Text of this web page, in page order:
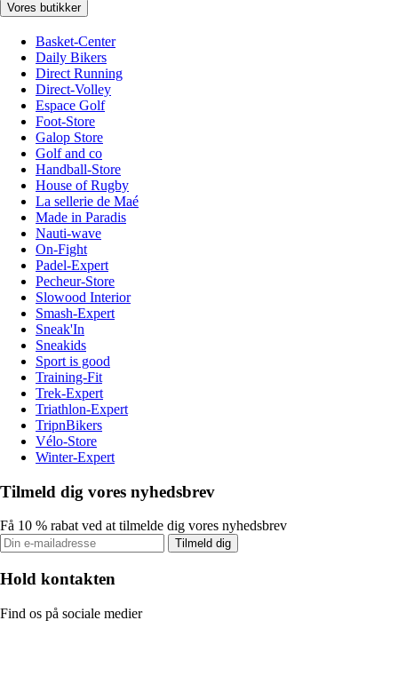
Vores butikker
Basket-Center
Daily Bikers
Direct Running
Direct-Volley
Espace Golf
Foot-Store
Galop Store
Golf and co
Handball-Store
House of Rugby
La sellerie de Maé
Made in Paradis
Nauti-wave
On-Fight
Padel-Expert
Pecheur-Store
Slowood Interior
Smash-Expert
Sneak'In
Sneakids
Sport is good
Training-Fit
Trek-Expert
Triathlon-Expert
TripnBikers
Vélo-Store
Winter-Expert
Tilmeld dig vores nyhedsbrev
Få 10 % rabat ved at tilmelde dig vores nyhedsbrev
Tilmeld dig
Hold kontakten
Find os på sociale medier